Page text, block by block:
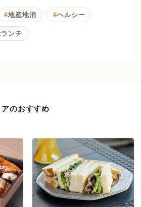
地産地消 ヘルシー
ランチ
のおすすめ